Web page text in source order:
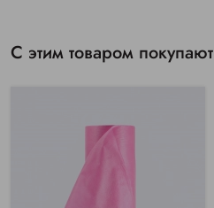
С этим товаром покупают